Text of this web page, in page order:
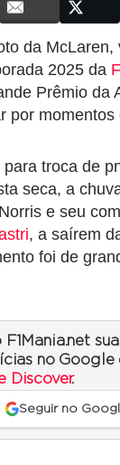
da
2025 da
Prêmio da
por momentos
troca de
seca, a
e seu
, a saírem
foi de
F1Mania.net
no Google
Discover.
Seguir no